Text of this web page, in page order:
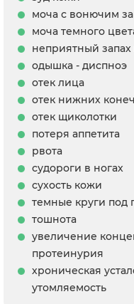
моча с вонючим
моча темного
неприятный запах
одышка - диспноэ
отек лица
отек нижних
отек щиколотки
потеря аппетита
рвота
судороги в ногах
сухость кожи
темные круги под
тошнота
увеличение
протеинурия
хроническая
утомляемость